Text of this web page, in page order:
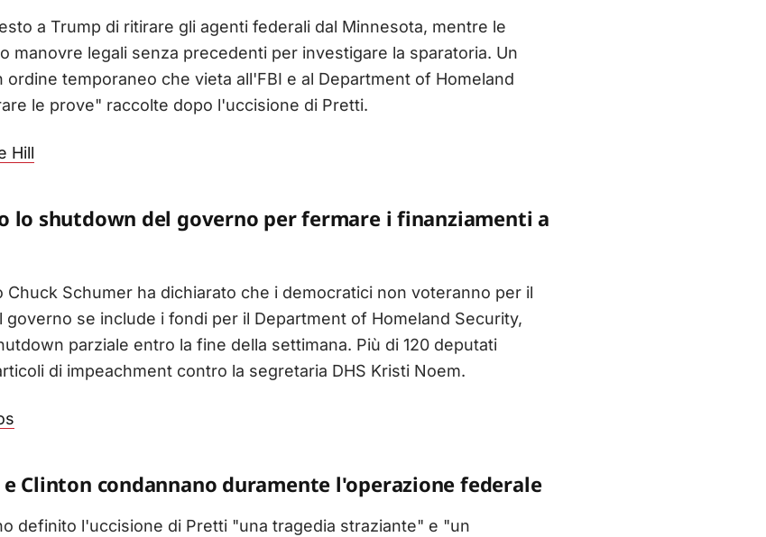
a Trump di ritirare gli agenti federali dal Minnesota, mentre le
manovre legali senza precedenti per investigare la sparatoria. Un
temporaneo che vieta all'FBI e al Department of Homeland
le prove" raccolte dopo l'uccisione di Pretti.
Hill
lo shutdown del governo per fermare i finanziamenti a
Chuck Schumer ha dichiarato che i democratici non voteranno per il
se include i fondi per il Department of Homeland Security,
parziale entro la fine della settimana. Più di 120 deputati
di impeachment contro la segretaria DHS Kristi Noem.
Clinton condannano duramente l'operazione federale
definito l'uccisione di Pretti "una tragedia straziante" e "un